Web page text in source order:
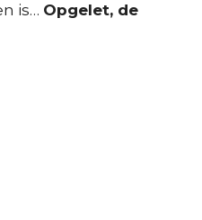
is… Opgelet, de